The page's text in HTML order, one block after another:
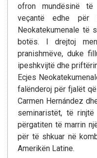
ofron mundësinë
veçantë edhe
Neokatekumenale të
botës. I drejtoj
pranishmëve, duke
ipeshkvijtë dhe
Ecjes
falënderoj për fjalët
Carmen Hernández
seminaristët, të
përgatiten të marrin
për të shkuar në
Amerikën Latine.